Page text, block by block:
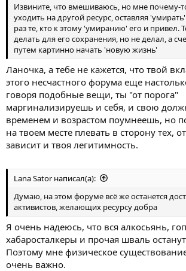
Извините, что вмешиваюсь, но мне почему-
уходить на другой ресурс, оставляя 'умирать'
раз те, кто к этому 'умиранию' его и привел.
делать для его сохранения, но не делал, а
путем картинно начать 'новую жизнь'
Ланочка, а тебе не кажется, что твой
этого несчастного форума еще
говоря подобные вещи, ты "от порога"
маргинализируешь и себя, и свою
временем и возрастом поумнеешь, но
на твоем месте плевать в сторону тех,
зависит и твоя легитимность.
Lana Sator написал(а):
Думаю, на этом форуме всё же останется
активистов, желающих ресурсу добра
Я очень надеюсь, что вся алкосьянь,
хабаросталкеры и прочая шваль
Поэтому мне физическое
очень важно.